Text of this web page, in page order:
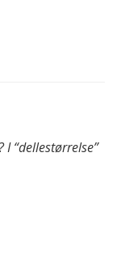
“dellestørrelse”